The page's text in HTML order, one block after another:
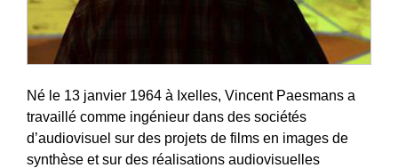
Né le 13 janvier 1964 à Ixelles, Vincent Paesmans a
travaillé comme ingénieur dans des sociétés
d’audiovisuel sur des projets de films en images de
synthèse et sur des réalisations audiovisuelles